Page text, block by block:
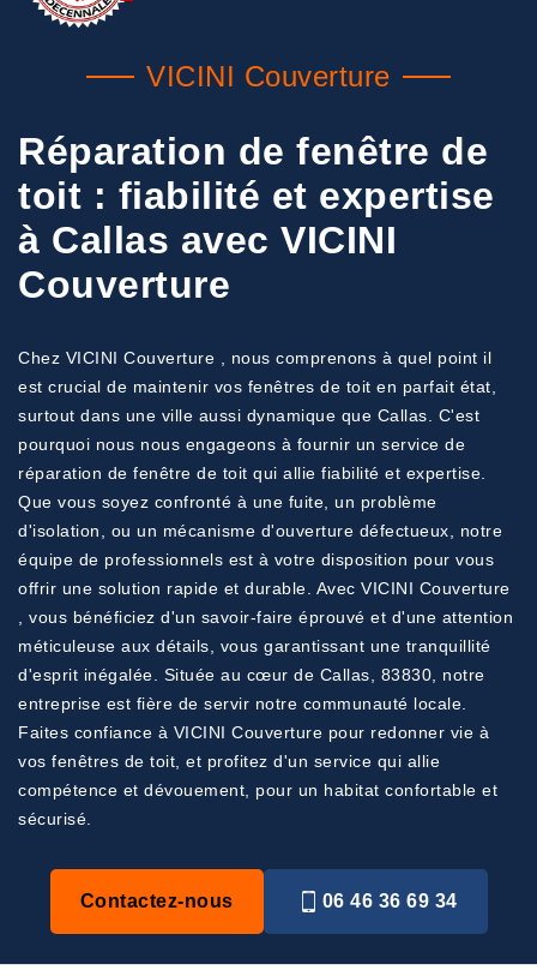
VICINI Couverture
Réparation de fenêtre de
toit : fiabilité et expertise
à Callas avec VICINI
Couverture
Chez VICINI Couverture , nous comprenons à quel point il
est crucial de maintenir vos fenêtres de toit en parfait état,
surtout dans une ville aussi dynamique que Callas. C'est
pourquoi nous nous engageons à fournir un service de
réparation de fenêtre de toit qui allie fiabilité et expertise.
Que vous soyez confronté à une fuite, un problème
d'isolation, ou un mécanisme d'ouverture défectueux, notre
équipe de professionnels est à votre disposition pour vous
offrir une solution rapide et durable. Avec VICINI Couverture
, vous bénéficiez d'un savoir-faire éprouvé et d'une attention
méticuleuse aux détails, vous garantissant une tranquillité
d'esprit inégalée. Située au cœur de Callas, 83830, notre
entreprise est fière de servir notre communauté locale.
Faites confiance à VICINI Couverture pour redonner vie à
vos fenêtres de toit, et profitez d'un service qui allie
compétence et dévouement, pour un habitat confortable et
sécurisé.
Contactez-nous 06 46 36 69 34